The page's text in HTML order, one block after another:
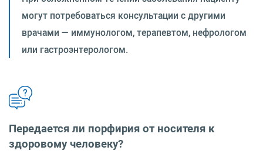
могут потребоваться консультации с другими
врачами — иммунологом, терапевтом, нефрологом
или гастроэнтерологом.
Передается ли порфирия от носителя к
здоровому человеку?